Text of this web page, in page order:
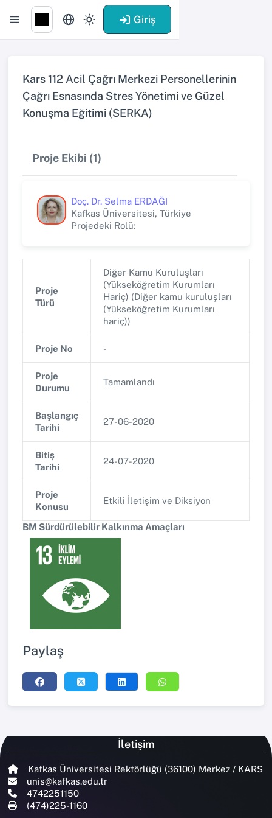
Giriş
Kars 112 Acil Çağrı Merkezi Personellerinin
Çağrı Esnasında Stres Yönetimi ve Güzel
Konuşma Eğitimi (SERKA)
Proje Ekibi (1)
Doç. Dr. Selma ERDAĞI
Kafkas Üniversitesi, Türkiye
Projedeki Rolü:
Proje
Türü
Diğer Kamu Kuruluşları
(Yükseköğretim Kurumları
Hariç) (Diğer kamu kuruluşları
(Yükseköğretim Kurumları
hariç))
Proje No -
Proje
Durumu
Tamamlandı
Başlangıç
Tarihi
27-06-2020
Bitiş
Tarihi
24-07-2020
Proje
Konusu
Etkili İletişim ve Diksiyon
BM Sürdürülebilir Kalkınma Amaçları
Paylaş
İletişim
Kafkas Üniversitesi Rektörlüğü (36100) Merkez / KARS
unis@kafkas.edu.tr
4742251150
(474)225-1160